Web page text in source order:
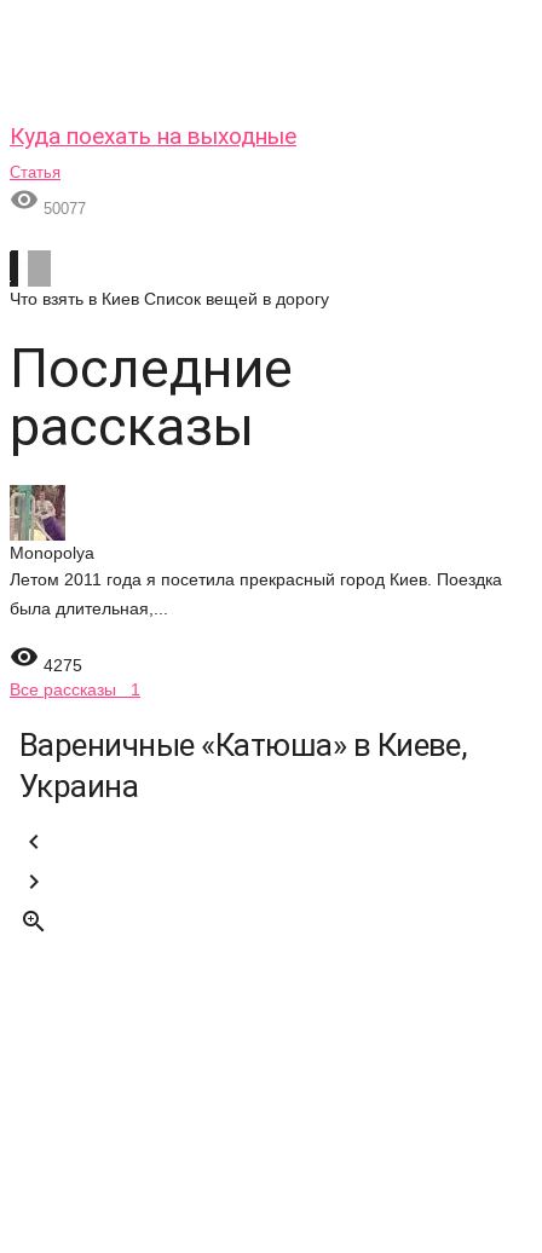
Куда поехать на выходные
Статья
 50077
Что взять в Киев Список вещей в дорогу
Последние
рассказы
Monopolya
Летом 2011 года я посетила прекрасный город Киев. Поездка
была длительная,...
 4275
Все рассказы 1
Вареничные «Катюша» в Киеве,
Украина


